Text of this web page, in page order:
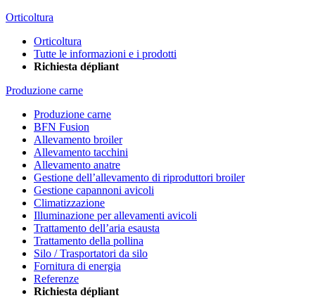
Orticoltura
Orticoltura
Tutte le informazioni e i prodotti
Richiesta dépliant
Produzione carne
Produzione carne
BFN Fusion
Allevamento broiler
Allevamento tacchini
Allevamento anatre
Gestione dell’allevamento di riproduttori broiler
Gestione capannoni avicoli
Climatizzazione
Illuminazione per allevamenti avicoli
Trattamento dell’aria esausta
Trattamento della pollina
Silo / Trasportatori da silo
Fornitura di energia
Referenze
Richiesta dépliant